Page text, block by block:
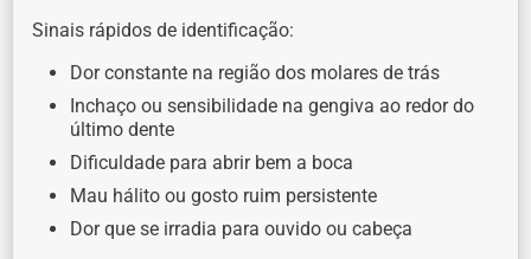
Sinais rápidos de identificação:
Dor constante na região dos molares de trás
Inchaço ou sensibilidade na gengiva ao redor do
último dente
Dificuldade para abrir bem a boca
Mau hálito ou gosto ruim persistente
Dor que se irradia para ouvido ou cabeça